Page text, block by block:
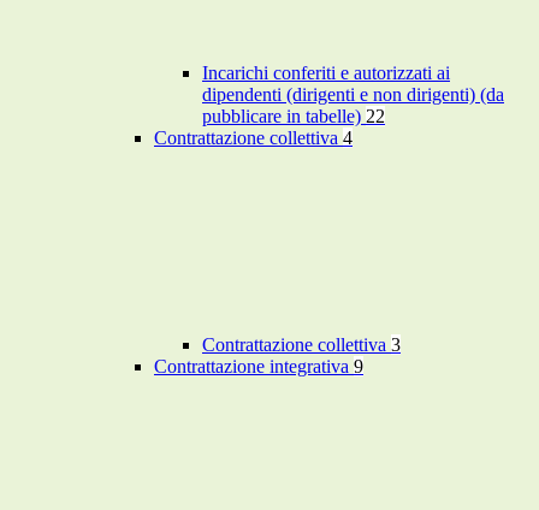
Incarichi conferiti e autorizzati ai
dipendenti (dirigenti e non dirigenti) (da
pubblicare in tabelle) 22
Contrattazione collettiva 4
Contrattazione collettiva 3
Contrattazione integrativa 9